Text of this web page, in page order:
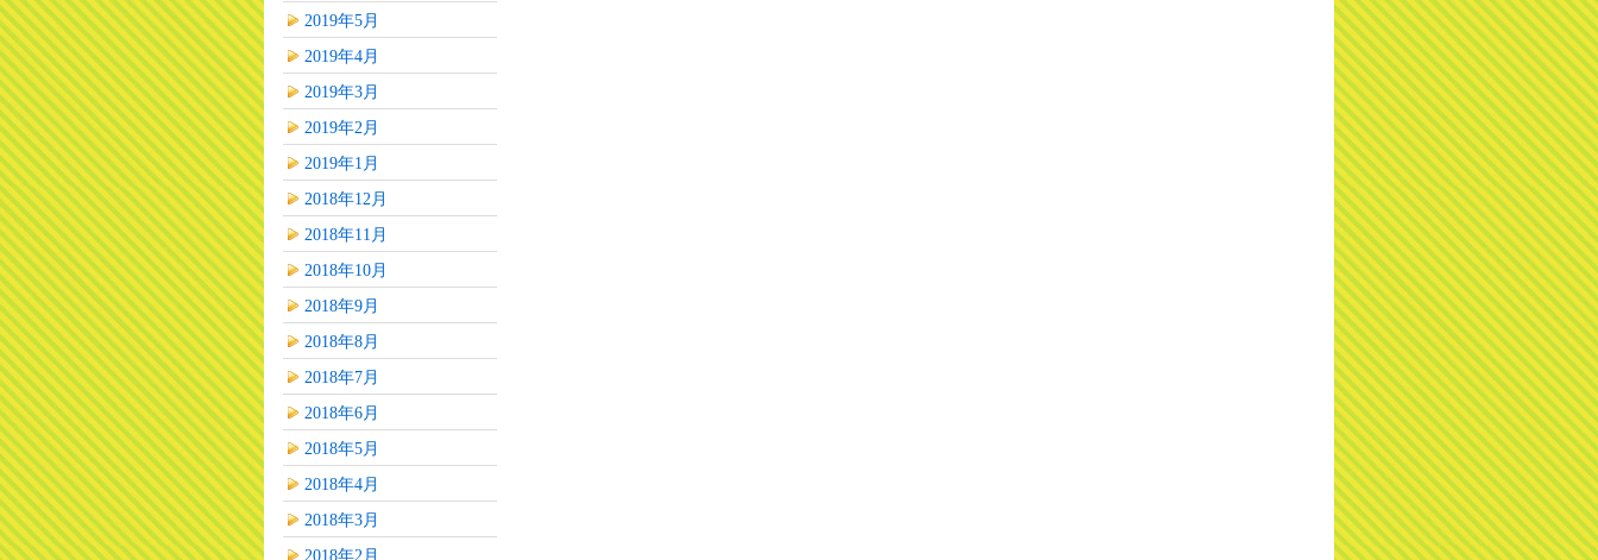
2019年5月
2019年4月
2019年3月
2019年2月
2019年1月
2018年12月
2018年11月
2018年10月
2018年9月
2018年8月
2018年7月
2018年6月
2018年5月
2018年4月
2018年3月
2018年2月